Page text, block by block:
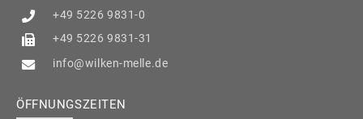
+49 5226 9831-0
+49 5226 9831-31
info@wilken-melle.de
ÖFFNUNGSZEITEN